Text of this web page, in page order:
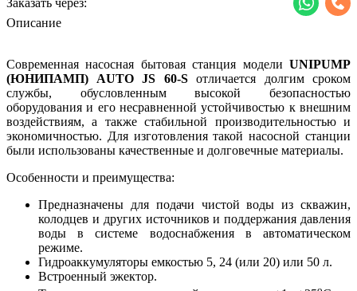
Описание
Современная насосная бытовая станция модели UNIPUMP
(ЮНИПАМП) AUTO JS 60-S отличается долгим сроком
службы, обусловленным высокой безопасностью
оборудования и его несравненной устойчивостью к внешним
воздействиям, а также стабильной производительностью и
экономичностью. Для изготовления такой насосной станции
были использованы качественные и долговечные материалы.
Особенности и преимущества:
Предназначены для подачи чистой воды из скважин,
колодцев и других источников и поддержания давления
воды в системе водоснабжения в автоматическом
режиме.
Гидроаккумуляторы емкостью 5, 24 (или 20) или 50 л.
Встроенный эжектор.